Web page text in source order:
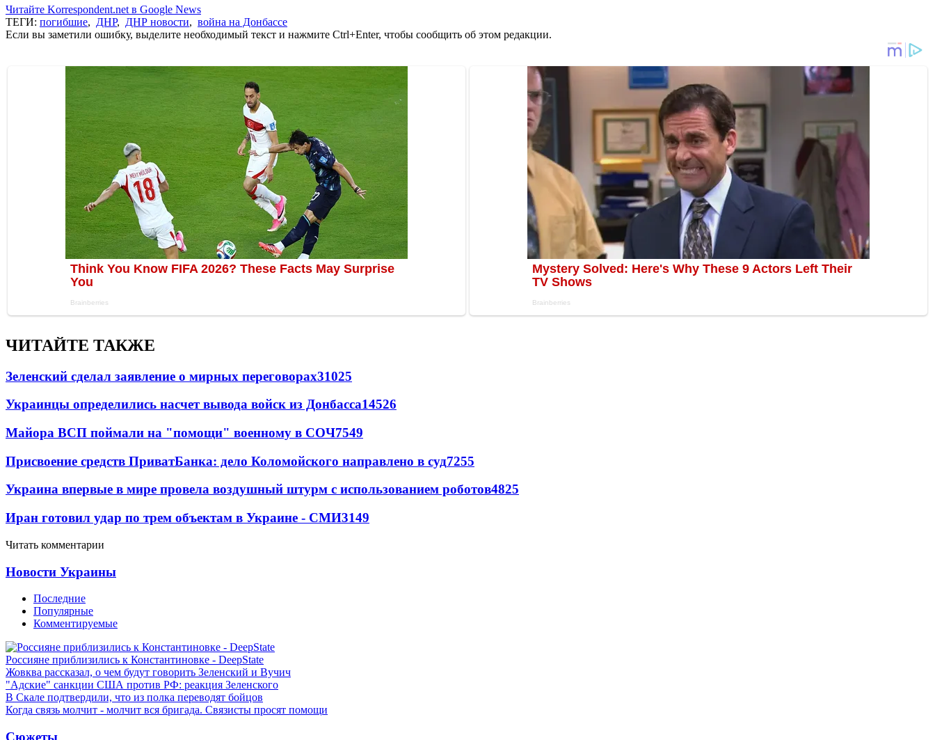
Читайте Korrespondent.net в Google News
ТЕГИ: погибшие, ДНР, ДНР новости, война на Донбассе
Если вы заметили ошибку, выделите необходимый текст и нажмите Ctrl+Enter, чтобы сообщить об этом редакции.
ЧИТАЙТЕ ТАКЖЕ
Зеленский сделал заявление о мирных переговорах31025
Украинцы определились насчет вывода войск из Донбасса14526
Майора ВСП поймали на "помощи" военному в СОЧ7549
Присвоение средств ПриватБанка: дело Коломойского направлено в суд7255
Украина впервые в мире провела воздушный штурм с использованием роботов4825
Иран готовил удар по трем объектам в Украине - СМИ3149
Читать комментарии
Новости Украины
Последние
Популярные
Комментируемые
Россияне приблизились к Константиновке - DeepState
Жовква рассказал, о чем будут говорить Зеленский и Вучич
"Адские" санкции США против РФ: реакция Зеленского
В Скале подтвердили, что из полка переводят бойцов
Когда связь молчит - молчит вся бригада. Связисты просят помощи
Сюжеты